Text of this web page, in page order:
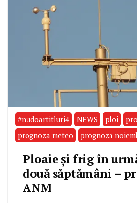
#nudoartitluri4 NEWS ploi
prognoza meteo
prognoza
Ploaie și frig în
două săptămâni –
ANM